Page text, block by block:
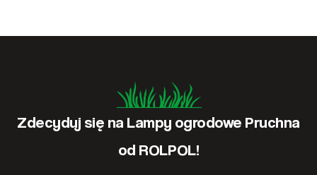
Zdecyduj się na Lampy ogrodowe Pruchna
od ROLPOL!